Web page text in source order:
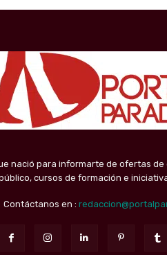
nació para informarte de ofertas
cursos de formación e
Contáctanos en :